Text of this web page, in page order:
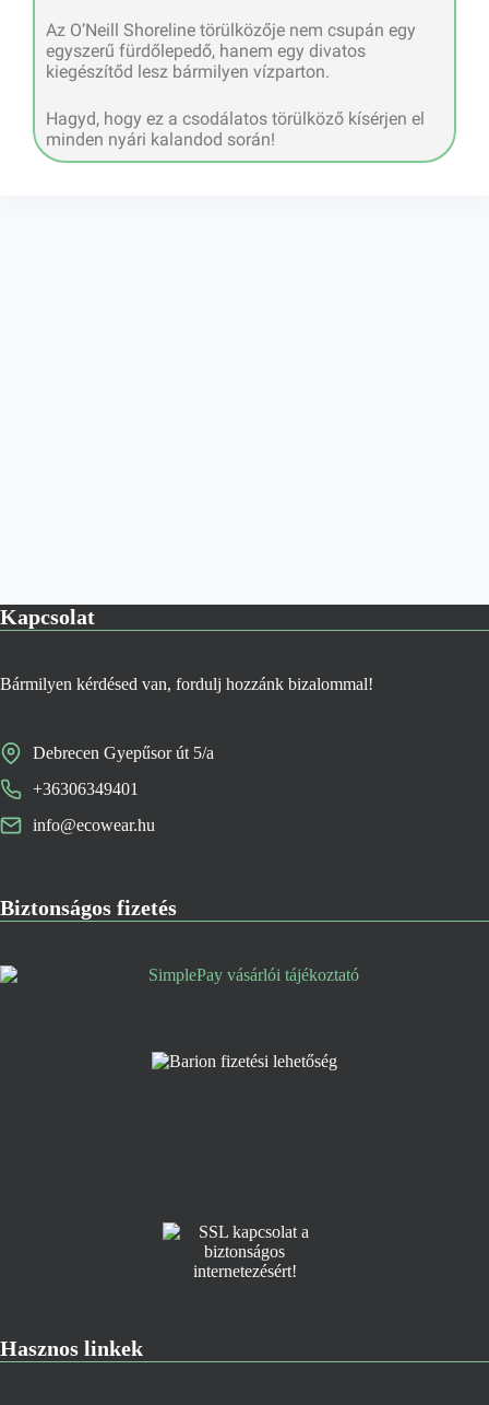
Az O’Neill Shoreline törülközője nem csupán egy
egyszerű fürdőlepedő, hanem egy divatos
kiegészítőd lesz bármilyen vízparton.
Hagyd, hogy ez a csodálatos törülköző kísérjen el
minden nyári kalandod során!
Kapcsolat
Bármilyen kérdésed van, fordulj hozzánk bizalommal!
Debrecen Gyepűsor út 5/a
+36306349401
info@ecowear.hu
Biztonságos fizetés
Hasznos linkek